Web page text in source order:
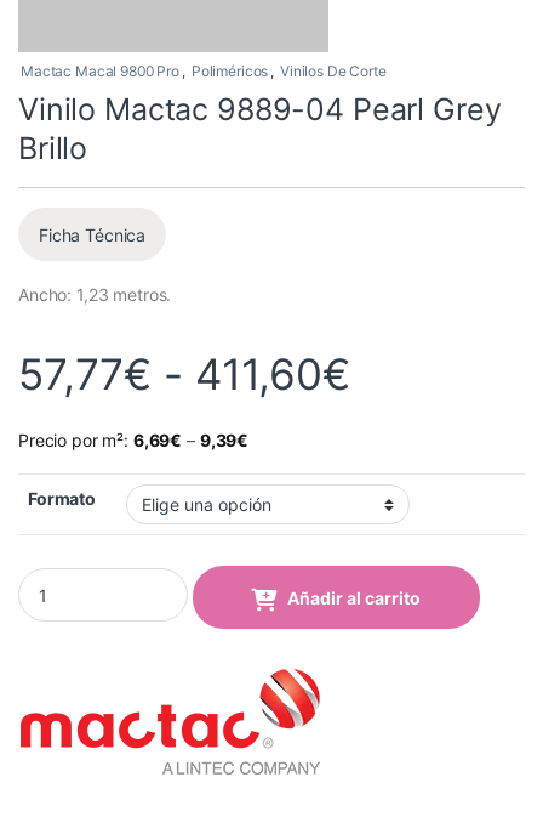
Mactac Macal 9800 Pro , Poliméricos , Vinilos De Corte
Vinilo Mactac 9889-04 Pearl Grey
Brillo
Ficha Técnica
Ancho: 1,23 metros.
57,77€ - 411,60€
Precio por m²: 6,69€ – 9,39€
Formato
Vinilo Mactac 9889-04 Pearl Grey Brillo quantity
Añadir al carrito